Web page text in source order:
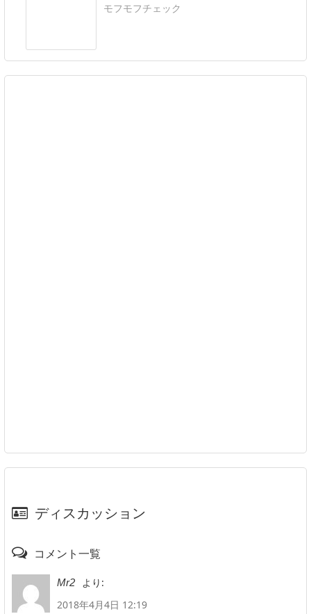
モフモフチェック
ディスカッション
コメント一覧
Mr2
より:
2018年4月4日 12:19